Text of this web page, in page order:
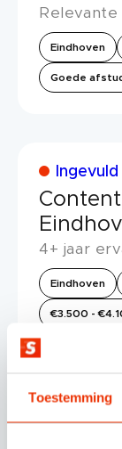
Toestemming
Eindhoven
Goede
Ingevuld
4+ jaar
Eindhoven
€3.500 -
Ingevuld